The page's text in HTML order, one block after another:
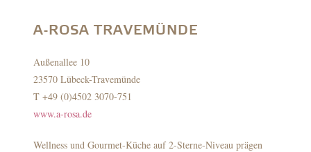
A-ROSA TRAVEMÜNDE
Außenallee 10
23570 Lübeck-Travemünde
T +49 (0)4502 3070-751
www.a-rosa.de
Wellness und Gourmet-Küche auf 2-Sterne-Niveau prägen